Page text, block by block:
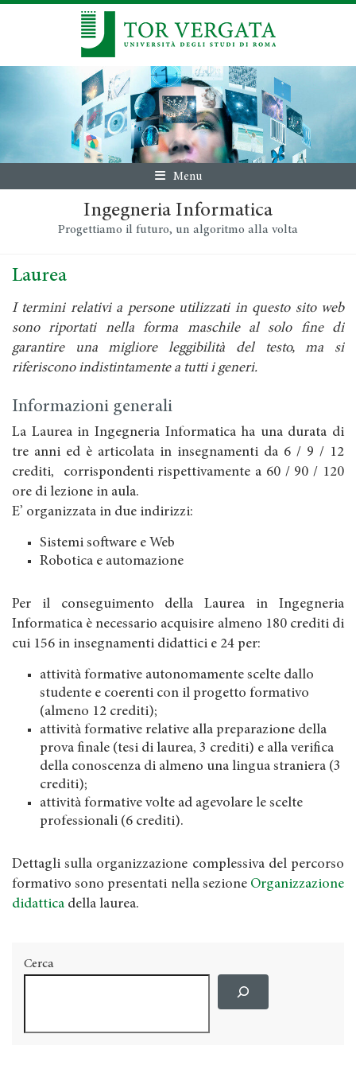
Menu
Ingegneria Informatica
Progettiamo il futuro, un algoritmo alla volta
Laurea
I termini relativi a persone utilizzati in questo sito web
sono riportati nella forma maschile al solo fine di
garantire una migliore leggibilità del testo, ma si
riferiscono indistintamente a tutti i generi.
Informazioni generali
La Laurea in Ingegneria Informatica ha una durata di
tre anni ed è articolata in insegnamenti da 6 / 9 / 12
crediti, corrispondenti rispettivamente a 60 / 90 / 120
ore di lezione in aula.
E’ organizzata in due indirizzi:
Sistemi software e Web
Robotica e automazione
Per il conseguimento della Laurea in Ingegneria
Informatica è necessario acquisire almeno 180 crediti di
cui 156 in insegnamenti didattici e 24 per:
attività formative autonomamente scelte dallo
studente e coerenti con il progetto formativo
(almeno 12 crediti);
attività formative relative alla preparazione della
prova finale (tesi di laurea, 3 crediti) e alla verifica
della conoscenza di almeno una lingua straniera (3
crediti);
attività formative volte ad agevolare le scelte
professionali (6 crediti).
Dettagli sulla organizzazione complessiva del percorso
formativo sono presentati nella sezione Organizzazione
didattica della laurea.
Cerca